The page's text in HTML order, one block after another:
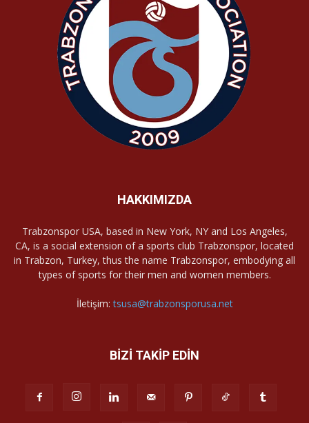
HAKKIMIZDA
Trabzonspor USA, based in New York, NY and Los Angeles,
CA, is a social extension of a sports club Trabzonspor, located
in Trabzon, Turkey, thus the name Trabzonspor, embodying all
types of sports for their men and women members.
İletişim:tsusa@trabzonsporusa.net
BİZİ TAKİP EDİN